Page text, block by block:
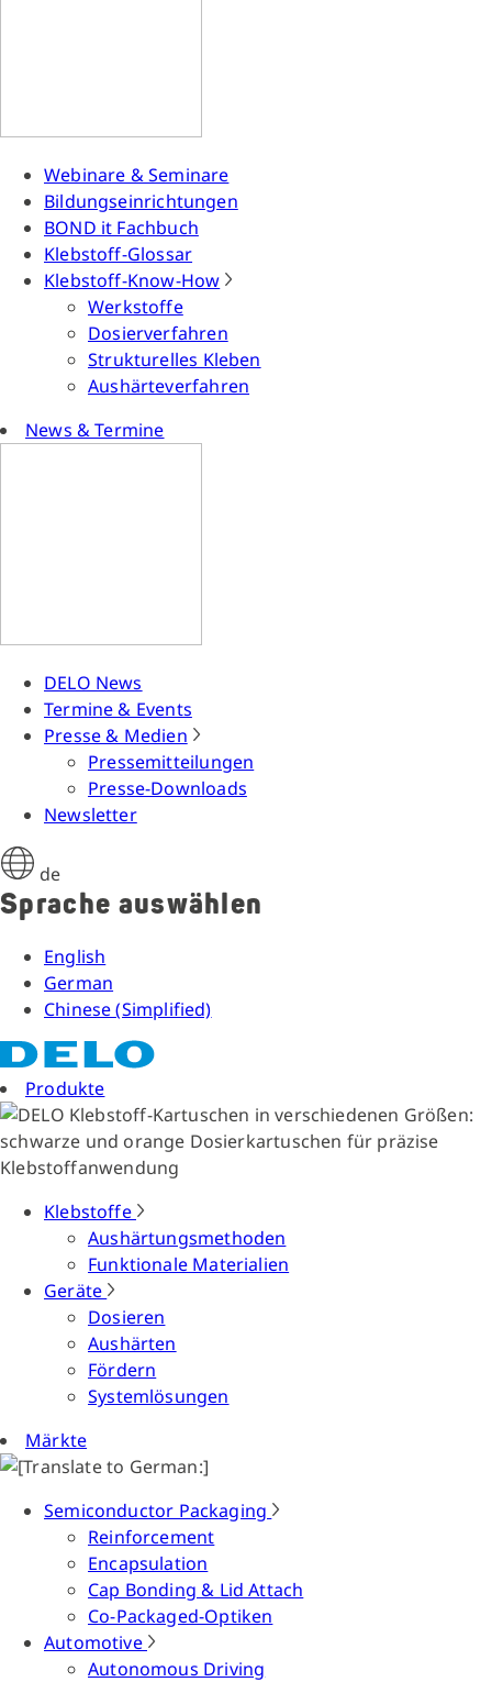
Webinare & Seminare
Bildungseinrichtungen
BOND it Fachbuch
Klebstoff-Glossar
Klebstoff-Know-How
Werkstoffe
Dosierverfahren
Strukturelles Kleben
Aushärteverfahren
News & Termine
DELO News
Termine & Events
Presse & Medien
Pressemitteilungen
Presse-Downloads
Newsletter
de
Sprache auswählen
English
German
Chinese (Simplified)
Produkte
Klebstoffe
Aushärtungsmethoden
Funktionale Materialien
Geräte
Dosieren
Aushärten
Fördern
Systemlösungen
Märkte
Semiconductor Packaging
Reinforcement
Encapsulation
Cap Bonding & Lid Attach
Co-Packaged-Optiken
Automotive
Autonomous Driving